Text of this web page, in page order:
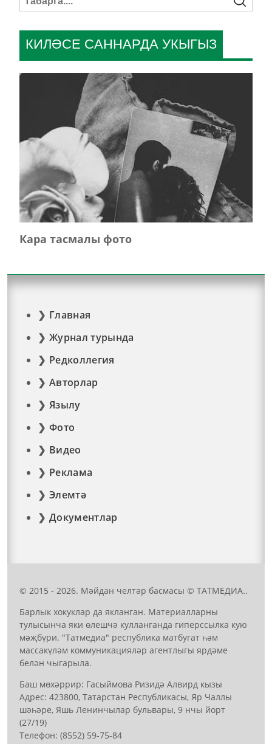
КИЛӘСЕ САННАРДА УКЫГЫЗ
Кара тасмалы фото
Главная
Журнал турында
Редколлегия
Авторлар
Язылу
Фото
Видео
Реклама
Элемтә
Документлар
© 2015 - 2026. Мәйдан челтәр басмасы © ТАТМЕДИА..
Барлык хокуклар да якланган. Материалларны
тулысынча яки өлешчә кулланганда гиперссылка кую
мәҗбүри. "Татмедиа" республика матбугат һәм
массакүләм коммуникацияләр агентлыгы ярдәме
белән чыгарыла.
Баш мөхәррир: Гасыймова Ризидә Алвирд кызы
Адрес: 423800, Татарстан Республикасы, Яр Чаллы
шәһәре, Яшь Ленинчылар бульвары, 9 нчы йорт
(27/19)
Телефон: (8552) 59-75-84